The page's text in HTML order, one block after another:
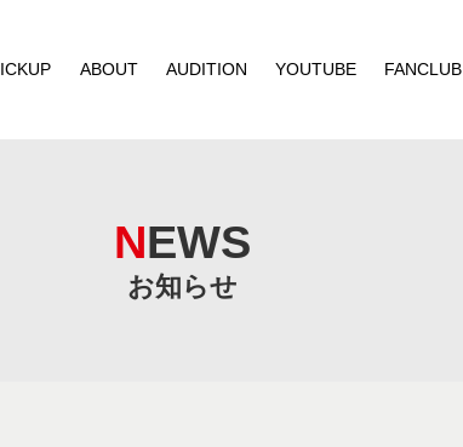
ABOUT AUDITION YOUTUBE FANCLUB
NEWS
お知らせ